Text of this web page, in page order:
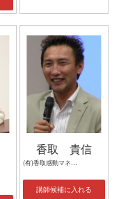
香取 貴信
(有)香取感動マネジメント 代表
講師候補に入れる